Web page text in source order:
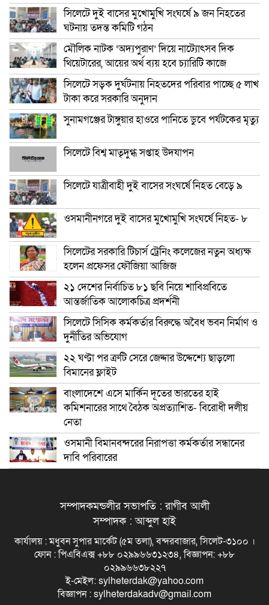
সিলেটে দুই বাসের মুখোমুখি সংঘর্ষে ৯ জন নিহতের
ঘটনায় তদন্ত কমিটি গঠন
মৌলিক নাটক ‘অদ্যপুরাণ’ দিয়ে নাট্যোৎসব দিক
থিয়েটারের, আয়ের অর্থ ব্যয় হবে চ্যারিটি কাজে
সিলেটে সড়ক দুর্ঘটনায় নিহতদের পরিবার পাচ্ছে ৫ লাখ
টাকা করে সরকারি অনুদান
সুনামগঞ্জের টাঙ্গুয়ার হাওরে পানিতে ডুবে পর্যটকের মৃত্যু
সিলেটে বিশ্ব মাতৃদুগ্ধ সপ্তাহ উদযাপন
সিলেটে যাত্রীবাহী দুই বাসের সংঘর্ষে নিহত বেড়ে ৯
ওসমানীনগরে দুই বাসের মুখোমুখি সংঘর্ষে নিহত- ৮
সিলেটের সরকারি টিচার্স ট্রেনিং কলেজের নতুন অধ্যক্ষ
হলেন প্রফেসর ফৌজিয়া আজিজ
২১ দেশের নির্বাচিত ৮১ ছবি নিয়ে শাবিপ্রবিতে
আন্তর্জাতিক আলোকচিত্র প্রদর্শনী
সিলেটে সিসিক কর্মকর্তার বিরুদ্ধে অবৈধ ভবন নির্মাণ ও
দুর্নীতির অভিযোগ
২২ ঘণ্টা পর ত্রুটি সেরে জেদ্দার উদ্দেশ্যে ছাড়লো
বিমানের ফ্লাইট
বাংলাদেশে এসে মার্কিন দূতের ভারতের হাই
কমিশনারের সাথে বৈঠক অপ্রত্যাশিত- বিরোধী দলীয়
নেতা
ওসমানী বিমানবন্দরের নিরাপত্তা কর্মকর্তার সন্ধানের
দাবি পরিবারের
সম্পাদকমন্ডলীর সভাপতি : রাগীব আলী
সম্পাদক : আব্দুল হাই
কার্যালয় : মধুবন সুপার মার্কেট (৫ম তলা), বন্দরবাজার, সিলেট-৩১০০ ।
ফোন : পিএবিএক্স +৮৮ ০২৯৯৬৬৩১২৩৪, বিজ্ঞাপন: +৮৮
০২৯৯৬৬৩৮২২৭
ই-মেইল: sylheterdak@yahoo.com
বিজ্ঞাপন : sylheterdakadv@gmail.com